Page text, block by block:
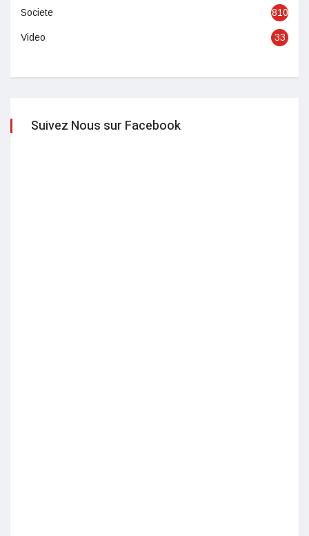
Societe 810
Video 33
Suivez Nous sur Facebook